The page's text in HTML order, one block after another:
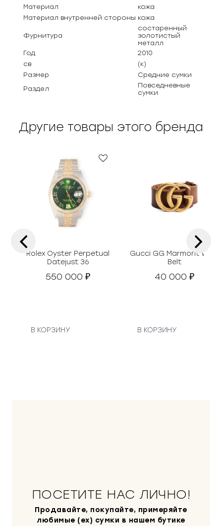
Материал
кожа
Материал внутренней стороны кожа
Фурнитура
состаренный
золотистый
металл
Год
2010
св
(к)
Размер
Средние сумки
Раздел
Повседневные
сумки
Другие товары этого бренда
Rolex Oyster Perpetual
Datejust 36
550 000₽
В КОРЗИНУ
Gucci GG Marmont Wide
Belt
40 000₽
В КОРЗИНУ
‹ ›
ПОСЕТИТЕ НАС ЛИЧНО!
Продавайте, покупайте, примеряйте
любимые (ex) сумки в нашем бутике